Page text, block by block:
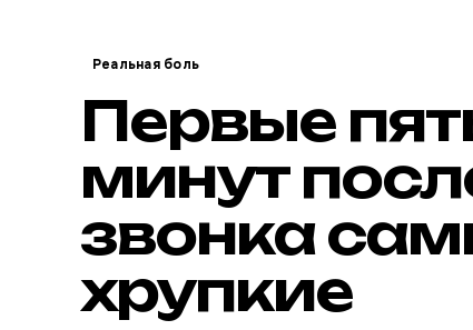
Реальная боль
Первые
минут
звонка
хрупкие